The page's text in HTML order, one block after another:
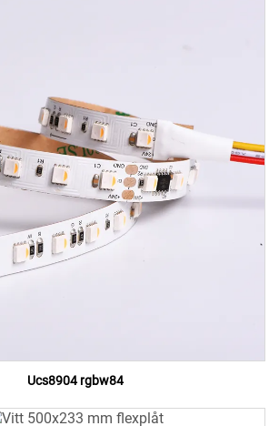
Ucs8904 rgbw84